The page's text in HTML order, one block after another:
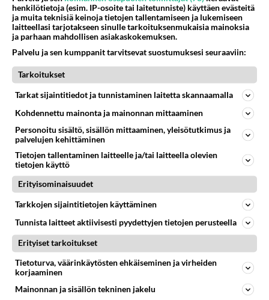
Turkki taitaa tällä hetkellä olevan yksi näistä
maista jotka takoo rahaa sekä omaisuutta. Viisas
maa, joka ei pokkuroi eikä ota komentoja vastaan,
edes Natolta tai Usalta.. Kuinka pitkissä
kantamissa oli Ruotsin nato jäsenyys, ja edelleen
jokin siellä tökkii. Meidän maailma on täysin
sairas. Uskokaa tai älkää mutta tämä on fakta kuin
myös se että Ukrainan korruptio pressa on
miljardööri. Odotan vaan sitä kun kaveri muuttaa
sekä lähtee maanpakoon Jenkkeihin ostamalleen
luksus huvilalle. Arvoltaan vaivaiset 20 miljoonaa.
Sinne olette rahanne lähettäneet.. Politiikko ottaa
aina omansa
Äänestä Kommentoi
Anonyymi
2024-02-27 08:47:32
Näin on. Ressun ennustukset toteutuvat.
Äänestä Kommentoi
henkilötietoja (esim. IP-osoite tai laitetunniste) käyttäen evästeitä
ja muita teknisiä keinoja tietojen tallentamiseen ja lukemiseen
laitteellasi tarjotakseen sinulle tarkoituksenmukaisia mainoksia
ja parhaan mahdollisen asiakaskokemuksen.
Palvelu ja sen kumppanit tarvitsevat suostumuksesi seuraaviin:
Tarkoitukset
Tarkat sijaintitiedot ja tunnistaminen laitetta skannaamalla
Kohdennettu mainonta ja mainonnan mittaaminen
Personoitu sisältö, sisällön mittaaminen, yleisötutkimus ja
palvelujen kehittäminen
Tietojen tallentaminen laitteelle ja/tai laitteella olevien
tietojen käyttö
Erityisominaisuudet
Tarkkojen sijaintitietojen käyttäminen
Tunnista laitteet aktiivisesti pyydettyjen tietojen perusteella
Erityiset tarkoitukset
Tietoturva, väärinkäytösten ehkäiseminen ja virheiden
korjaaminen
Mainonnan ja sisällön tekninen jakelu